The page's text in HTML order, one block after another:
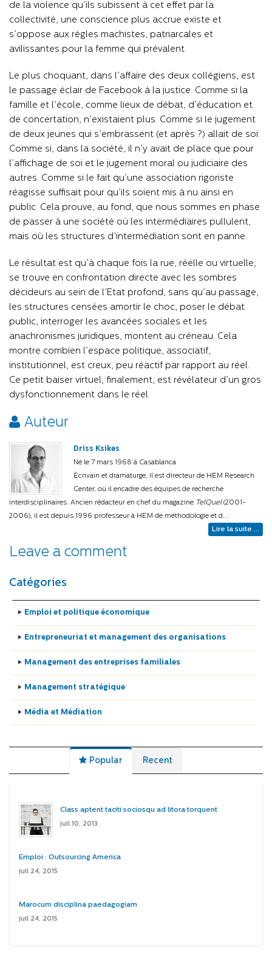
de la violence qu’ils subissent à cet effet par la
collectivité, une conscience plus accrue existe et
s’oppose aux règles machistes, patriarcales et
avilissantes pour la femme qui prévalent.
Le plus choquant, dans l’affaire des deux collégiens, est
le passage éclair de Facebook à la justice. Comme si la
famille et l’école, comme lieux de débat, d’éducation et
de concertation, n’existaient plus. Comme si le jugement
de deux jeunes qui s’embrassent (et après ?) allait de soi.
Comme si, dans la société, il n’y avait de place que pour
l’affichage de soi et le jugement moral ou judiciaire des
autres. Comme si le fait qu’une association rigoriste
réagisse suffisait pour qu’ils soient mis à nu ainsi en
public. Cela prouve, au fond, que nous sommes en phase
de passer à une société où les intermédiaires pullulent,
mais où les structures d’intermédiation sont en panne.
Le résultat est qu’à chaque fois la rue, réelle ou virtuelle,
se trouve en confrontation directe avec les sombres
décideurs au sein de l’Etat profond, sans qu’au passage,
les structures censées amortir le choc, poser le débat
public, interroger les avancées sociales et les
anachronismes juridiques, montent au créneau. Cela
montre combien l’espace politique, associatif,
institutionnel, est creux, peu réactif par rapport au réel.
Ce petit baiser virtuel, finalement, est révélateur d’un gros
dysfonctionnement dans le réel.
Auteur
Driss Ksikes
Né le 7 mars 1968 à Casablanca
Écrivain et dramaturge, il est directeur de HEM Research
Center, où il encadre des équipes de recherche
interdisciplinaires. Ancien rédacteur en chef du magazine TelQuel(2001-
2006), il est depuis 1996 professeur à HEM de méthodologie et d...
Lire la suite ...
Leave a comment
Catégories
Emploi et politique économique
Entrepreneuriat et management des organisations
Management des entreprises familiales
Management stratégique
Média et Médiation
Popular Recent
Class aptent taciti sociosqu ad litora torquent
juil 10, 2013
Emploi : Outsourcing America
juil 24, 2015
Marocum disciplina paedagogiam
juil 24, 2015